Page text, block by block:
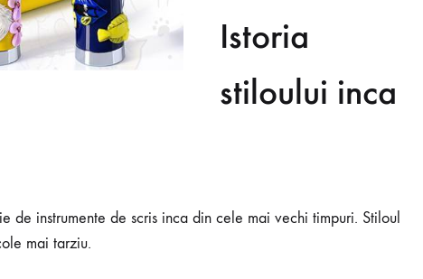
Istoria
stiloului inca
de instrumente de scris inca din cele mai vechi timpuri. Stiloul
mai tarziu.